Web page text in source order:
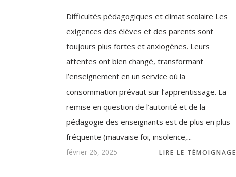
Difficultés pédagogiques et climat scolaire Les
exigences des élèves et des parents sont
toujours plus fortes et anxiogènes. Leurs
attentes ont bien changé, transformant
l’enseignement en un service où la
consommation prévaut sur l’apprentissage. La
remise en question de l’autorité et de la
pédagogie des enseignants est de plus en plus
fréquente (mauvaise foi, insolence,...
février 26, 2025 LIRE LE TÉMOIGNAGE